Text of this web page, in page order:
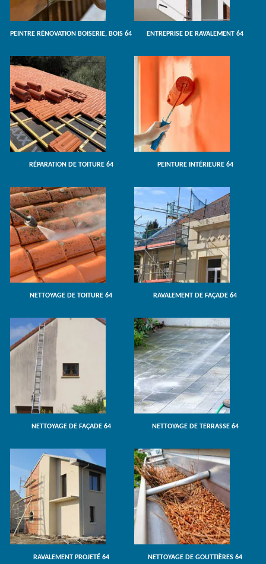
PEINTRE RÉNOVATION BOISERIE, BOIS 64 ENTREPRISE DE RAVALEMENT 64
RÉPARATION DE TOITURE 64 PEINTURE INTÉRIEURE 64
NETTOYAGE DE TOITURE 64 RAVALEMENT DE FAÇADE 64
NETTOYAGE DE FAÇADE 64 NETTOYAGE DE TERRASSE 64
RAVALEMENT PROJETÉ 64 NETTOYAGE DE GOUTTIÈRES 64